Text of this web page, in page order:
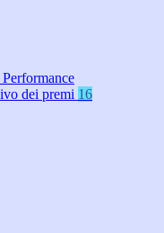
dei premi 16